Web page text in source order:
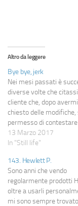
Altro da leggere
Bye bye, jerk
Nei mesi passati è
diverse volte che
cliente che, dopo avermi
chiesto delle modifiche,
permesso di
preventivo e avevo
di come avessi ribattuto
avevano alcun diritto di
contestare, ma
semplicemente di
fare un lavoro o meno.…
13 Marzo 2017
In "Still life"
143. Hewlett P.
Sono anni che vendo
regolarmente prodotti
oltre a usarli
mi sono sempre